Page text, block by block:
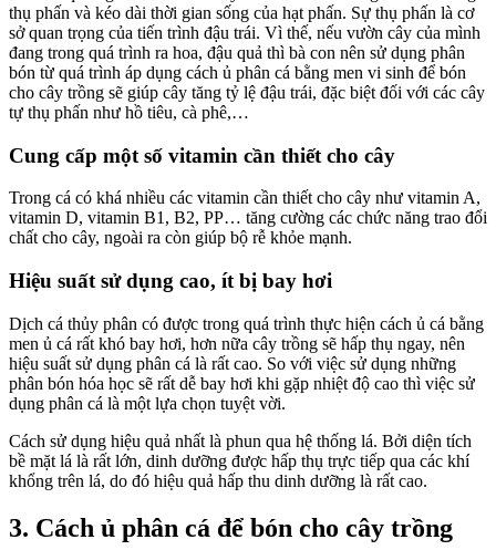
thụ phấn và kéo dài thời gian sống của hạt phấn. Sự thụ phấn là cơ
sở quan trọng của tiến trình đậu trái. Vì thế, nếu vườn cây của mình
đang trong quá trình ra hoa, đậu quả thì bà con nên sử dụng phân
bón từ quá trình áp dụng cách ủ phân cá bằng men vi sinh để bón
cho cây trồng sẽ giúp cây tăng tỷ lệ đậu trái, đặc biệt đối với các cây
tự thụ phấn như hồ tiêu, cà phê,…
Cung cấp một số vitamin cần thiết cho cây
Trong cá có khá nhiều các vitamin cần thiết cho cây như vitamin A,
vitamin D, vitamin B1, B2, PP… tăng cường các chức năng trao đổi
chất cho cây, ngoài ra còn giúp bộ rễ khỏe mạnh.
Hiệu suất sử dụng cao, ít bị bay hơi
Dịch cá thủy phân có được trong quá trình thực hiện cách ủ cá bằng
men ủ cá rất khó bay hơi, hơn nữa cây trồng sẽ hấp thụ ngay, nên
hiệu suất sử dụng phân cá là rất cao. So với việc sử dụng những
phân bón hóa học sẽ rất dễ bay hơi khi gặp nhiệt độ cao thì việc sử
dụng phân cá là một lựa chọn tuyệt vời.
Cách sử dụng hiệu quả nhất là phun qua hệ thống lá. Bởi diện tích
bề mặt lá là rất lớn, dinh dưỡng được hấp thụ trực tiếp qua các khí
khổng trên lá, do đó hiệu quả hấp thu dinh dưỡng là rất cao.
3. Cách ủ phân cá để bón cho cây trồng